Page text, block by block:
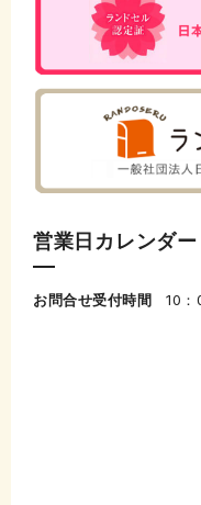
営業日カレンダー
お問合せ受付時間 10：